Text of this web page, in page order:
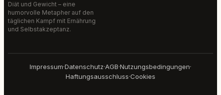
Diät und Gewicht – eine
humorvolle Metapher auf den
täglichen Kampf mit Ernährung
und Selbstakzeptanz.
Impressum·Datenschutz·AGB·Nutzungsbedingungen·
Haftungsausschluss·Cookies